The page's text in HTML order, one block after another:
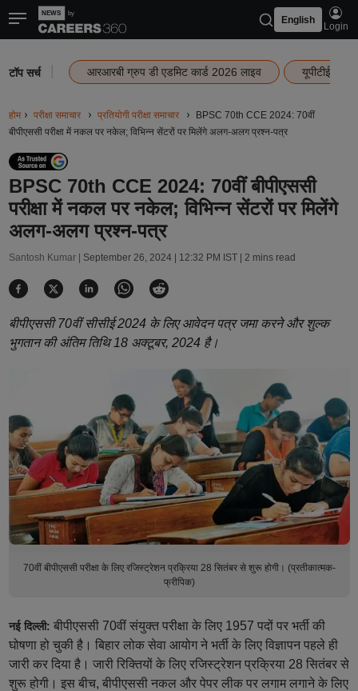
English
Login
टॉप सर्च आरआरबी ग्रुप डी एडमिट कार्ड 2026 लाइव यूपीटीईटी
होम परीक्षा समाचार प्रतियोगी परीक्षा समाचार
BPSC 70th CCE 2024: 70वीं
बीपीएससी परीक्षा में नकल पर नकेल; विभिन्न सेंटरों पर मिलेंगे अलग-अलग प्रश्न-पत्र
BPSC 70th CCE 2024: 70वीं बीपीएससी
परीक्षा में नकल पर नकेल; विभिन्न सेंटरों पर मिलेंगे
अलग-अलग प्रश्न-पत्र
Santosh Kumar | September 26, 2024 | 12:32 PM IST| 2 mins read
बीपीएससी 70वीं सीसीई 2024 के लिए आवेदन पत्र जमा करने और शुल्क
भुगतान की अंतिम तिथि 18 अक्टूबर, 2024 है।
70वीं बीपीएससी परीक्षा के लिए रजिस्ट्रेशन प्रक्रिया 28 सितंबर से शुरू होगी। (प्रतीकात्मक-
फ्रीपिक)
नई दिल्ली: बीपीएससी 70वीं संयुक्त परीक्षा के लिए 1957 पदों पर भर्ती की
घोषणा हो चुकी है। बिहार लोक सेवा आयोग ने भर्ती के लिए विज्ञापन पहले ही
जारी कर दिया है। जारी रिक्तियों के लिए रजिस्ट्रेशन प्रक्रिया 28 सितंबर से
शुरू होगी। इस बीच, बीपीएससी नकल और पेपर लीक पर लगाम लगाने के लिए